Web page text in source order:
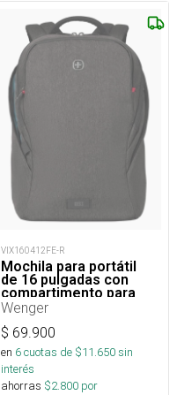
VIX160412FE-R
Mochila para portátil
de 16 pulgadas con
compartimento para
tableta
Wenger
$ 69.900
en 6cuotas de $11.650sin
interés
ahorras $2.800 por